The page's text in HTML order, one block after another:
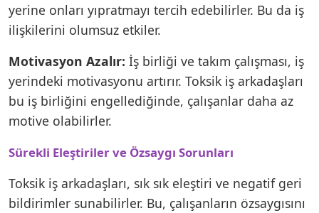
yerine onları yıpratmayı tercih edebilirler. Bu da iş
ilişkilerini olumsuz etkiler.
Motivasyon Azalır: İş birliği ve takım çalışması, iş
yerindeki motivasyonu artırır. Toksik iş arkadaşları
bu iş birliğini engellediğinde, çalışanlar daha az
motive olabilirler.
Sürekli Eleştiriler ve Özsaygı Sorunları
Toksik iş arkadaşları, sık sık eleştiri ve negatif geri
bildirimler sunabilirler. Bu, çalışanların özsaygısını